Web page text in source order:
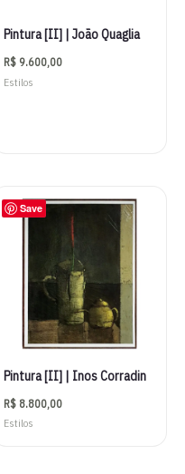
Pintura [II] | João Quaglia
R$ 9.600,00
Estilos
Save
Pintura [II] | Inos Corradin
R$ 8.800,00
Estilos